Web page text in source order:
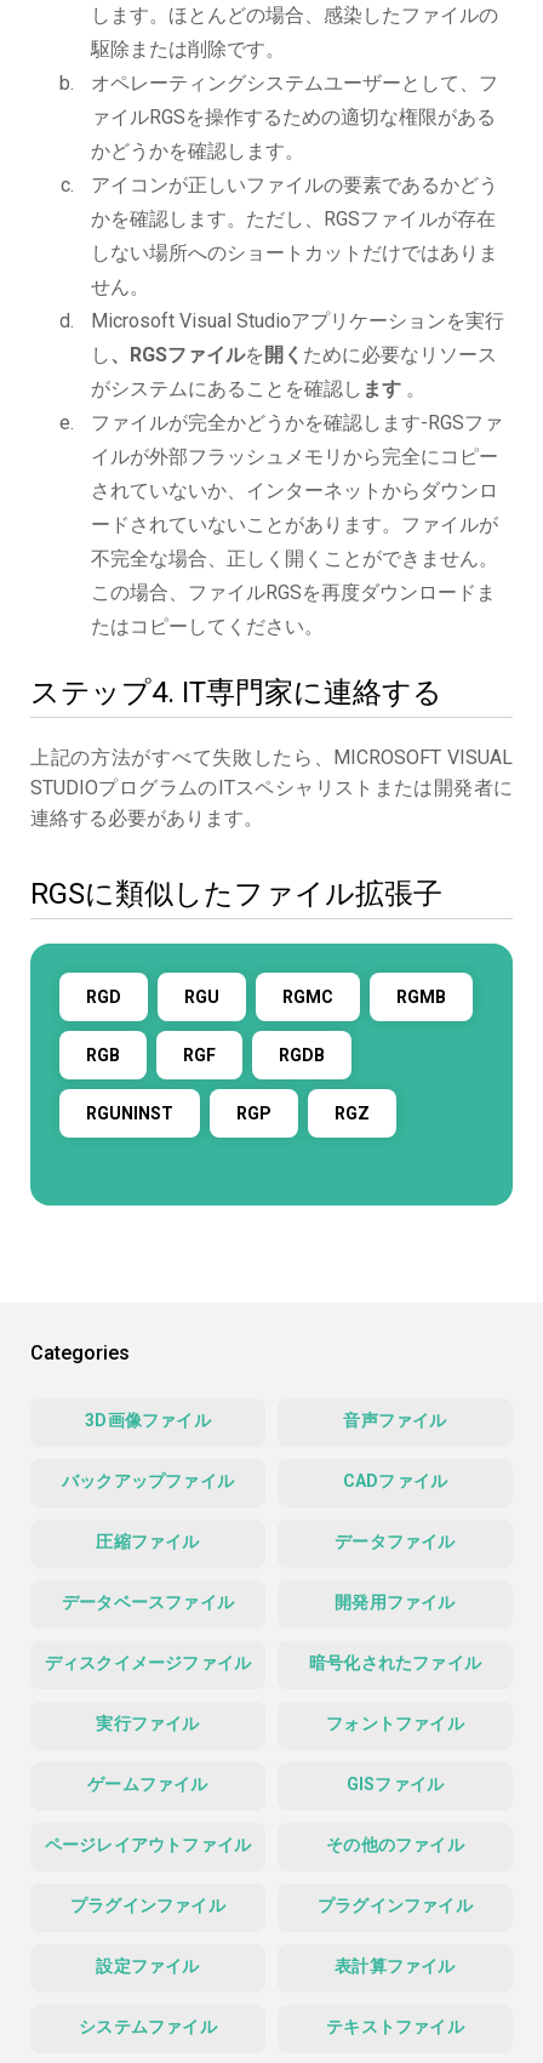
します。ほとんどの場合、感染したファイルの
駆除または削除です。
オペレーティングシステムユーザーとして、フ
ァイルRGSを操作するための適切な権限がある
かどうかを確認します。
アイコンが正しいファイルの要素であるかどう
かを確認します。ただし、RGSファイルが存在
しない場所へのショートカットだけではありま
せん。
Microsoft Visual Studioアプリケーションを実行
し、RGSファイルを 開く ために必要なリソース
がシステムにあることを確認し ます 。
ファイルが完全かどうかを確認します-RGSファ
イルが外部フラッシュメモリから完全にコピー
されていないか、インターネットからダウンロ
ードされていないことがあります。ファイルが
不完全な場合、正しく開くことができません。
この場合、ファイルRGSを再度ダウンロードま
たはコピーしてください。
ステップ4. IT専門家に連絡する
上記の方法がすべて失敗したら、MICROSOFT VISUAL
STUDIOプログラムのITスペシャリストまたは開発者に
連絡する必要があります。
RGSに類似したファイル拡張子
RGD RGU RGMC RGMB
RGB RGF RGDB
RGUNINST RGP RGZ
Categories
3D画像ファイル 音声ファイル
バックアップファイル CADファイル
圧縮ファイル データファイル
データベースファイル 開発用ファイル
ディスクイメージファイル 暗号化されたファイル
実行ファイル フォントファイル
ゲームファイル GISファイル
ページレイアウトファイル その他のファイル
プラグインファイル プラグインファイル
設定ファイル 表計算ファイル
システムファイル テキストファイル